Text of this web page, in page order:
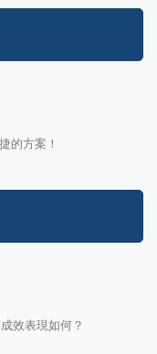
的方案！
效表現如何？